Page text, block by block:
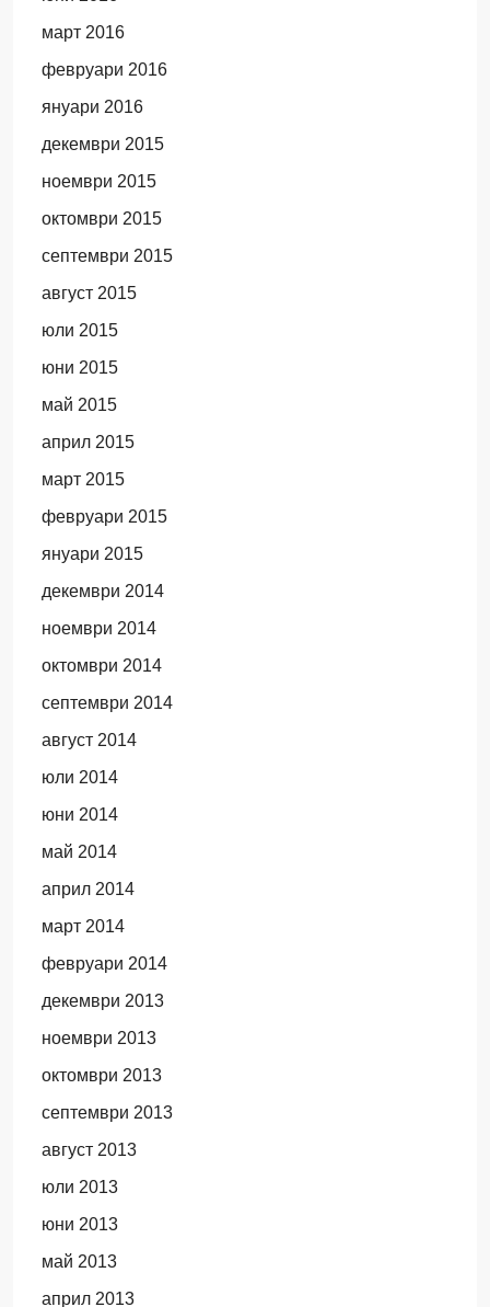
март 2016
февруари 2016
януари 2016
декември 2015
ноември 2015
октомври 2015
септември 2015
август 2015
юли 2015
юни 2015
май 2015
април 2015
март 2015
февруари 2015
януари 2015
декември 2014
ноември 2014
октомври 2014
септември 2014
август 2014
юли 2014
юни 2014
май 2014
април 2014
март 2014
февруари 2014
декември 2013
ноември 2013
октомври 2013
септември 2013
август 2013
юли 2013
юни 2013
май 2013
април 2013